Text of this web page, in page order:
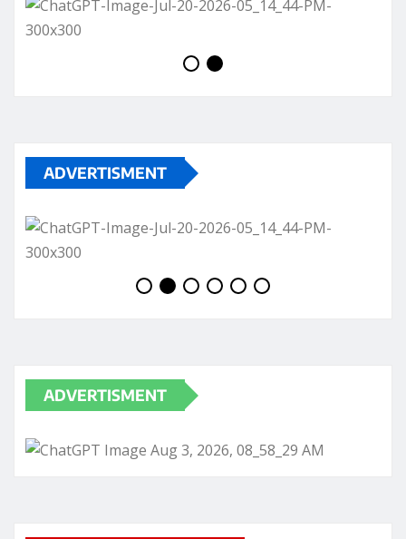
ADVERTISMENT
ADVERTISMENT